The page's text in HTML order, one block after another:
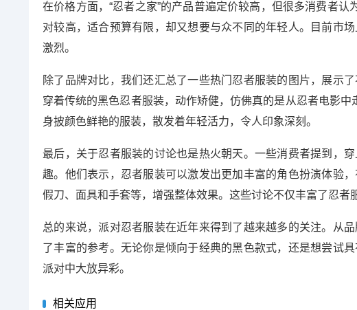
在价格方面，“忍者之家”的产品普遍定价较高，但很多消费者
对较高，适合预算有限，却又想要与众不同的年轻人。目前市
激烈。
除了品牌对比，我们还汇总了一些热门忍者服装的图片，展示
穿着传统的黑色忍者服装，动作矫健，仿佛真的是从忍者电影中
身披颜色鲜艳的服装，散发着年轻活力，令人印象深刻。
最后，关于忍者服装的讨论也是热火朝天。一些消费者提到，
趣。他们表示，忍者服装可以激发出更加丰富的角色扮演体验
假刀、面具和手套等，增强整体效果。这些讨论不仅丰富了忍者
总的来说，派对忍者服装在近年来得到了越来越多的关注。从
了丰富的参考。无论你是倾向于经典的黑色款式，还是想尝试
派对中大放异彩。
相关应用